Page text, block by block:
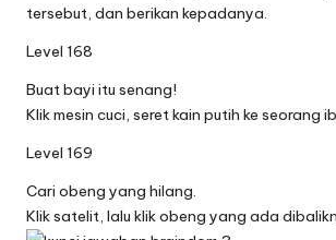
tersebut, dan berikan kepadanya.
Level 168
Buat bayi itu senang!
Klik mesin cuci, seret kain putih ke seorang
Level 169
Cari obeng yang hilang.
Klik satelit, lalu klik obeng yang ada